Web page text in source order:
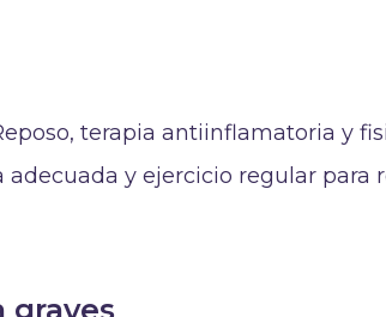
terapia antiinflamatoria y
adecuada y ejercicio regular para
graves